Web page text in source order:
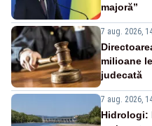
majoră”
7 aug. 2026,
milioane
judecată
7 aug. 2026,
Hidrologi: